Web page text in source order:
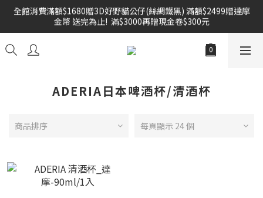
雙倍奉還 歡慶父親節全館褲類任選兩件88折!!!
全館消費滿額$1680贈3D好野貓公仔(絲綢鐵黑) 滿額$2499贈達摩
金幣 送完為止!  滿$3000再贈現金卷$300元
雙倍奉還 歡慶父親節全館褲類任選兩件88折!!!
ADERIA日本啤酒杯/清酒杯
商品排序 每頁顯示 24 個